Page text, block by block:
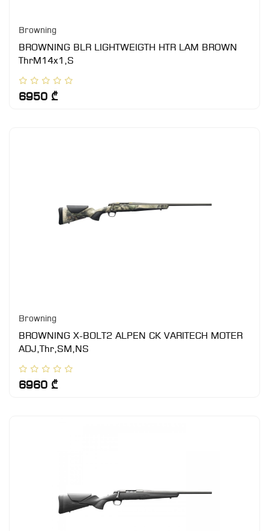
Browning
BROWNING BLR LIGHTWEIGTH HTR LAM BROWN
ThrM14x1,S
6950 ₾
Browning
BROWNING X-BOLT2 ALPEN CK VARITECH MOTER
ADJ,Thr,SM,NS
6960 ₾